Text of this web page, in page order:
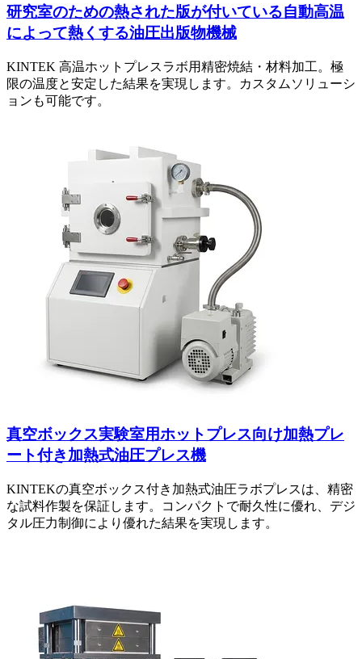
研究室のための熱された版が付いている自動高温
によって熱くする油圧出版物機械
KINTEK 高温ホットプレスラボ用精密焼結・材料加工。極
限の温度と安定した結果を実現します。カスタムソリューシ
ョンも可能です。
真空ボックス実験室用ホットプレス向け加熱プレ
ート付き加熱式油圧プレス機
KINTEKの真空ボックス付き加熱式油圧ラボプレスは、精密
な試料作製を保証します。コンパクトで耐久性に優れ、デジ
タル圧力制御により優れた結果を実現します。